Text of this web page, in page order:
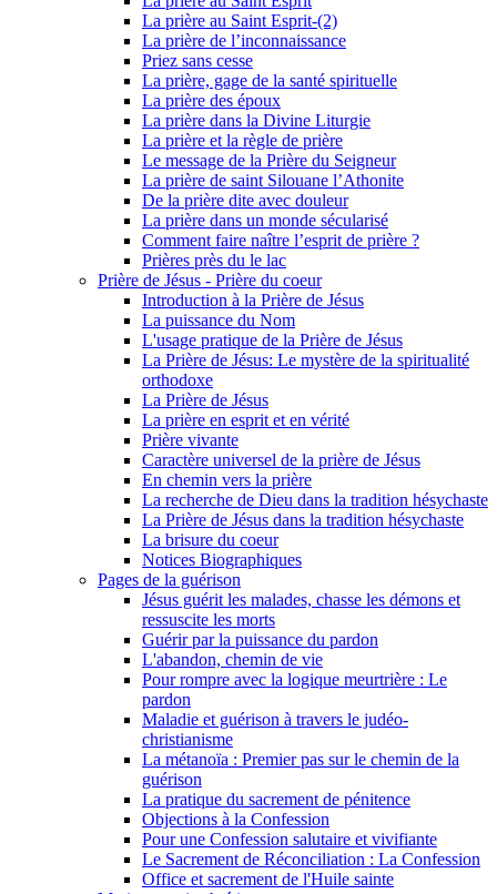
La prière au Saint Esprit-(2)
La prière de l’inconnaissance
Priez sans cesse
La prière, gage de la santé spirituelle
La prière des époux
La prière dans la Divine Liturgie
La prière et la règle de prière
Le message de la Prière du Seigneur
La prière de saint Silouane l’Athonite
De la prière dite avec douleur
La prière dans un monde sécularisé
Comment faire naître l’esprit de prière ?
Prières près du le lac
Prière de Jésus - Prière du coeur
Introduction à la Prière de Jésus
La puissance du Nom
L'usage pratique de la Prière de Jésus
La Prière de Jésus: Le mystère de la spiritualité
orthodoxe
La Prière de Jésus
La prière en esprit et en vérité
Prière vivante
Caractère universel de la prière de Jésus
En chemin vers la prière
La recherche de Dieu dans la tradition hésychaste
La Prière de Jésus dans la tradition hésychaste
La brisure du coeur
Notices Biographiques
Pages de la guérison
Jésus guérit les malades, chasse les démons et
ressuscite les morts
Guérir par la puissance du pardon
L'abandon, chemin de vie
Pour rompre avec la logique meurtrière : Le
pardon
Maladie et guérison à travers le judéo-
christianisme
La métanoïa : Premier pas sur le chemin de la
guérison
La pratique du sacrement de pénitence
Objections à la Confession
Pour une Confession salutaire et vivifiante
Le Sacrement de Réconciliation : La Confession
Office et sacrement de l'Huile sainte